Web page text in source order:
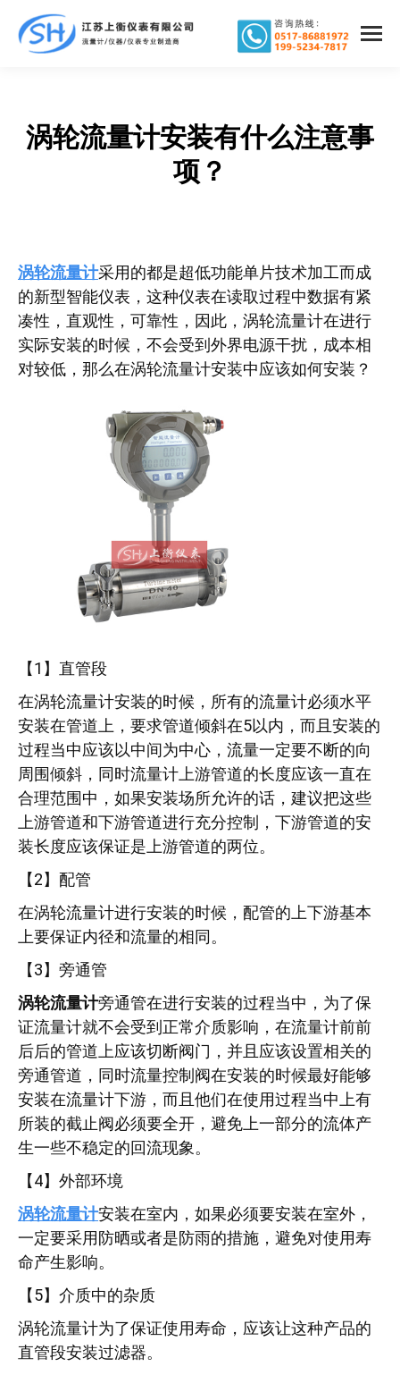
涡轮流量计安装有什么注意事
项？
您在这里：
涡轮流量计采用的都是超低功能单片技术加工而成
的新型智能仪表，这种仪表在读取过程中数据有紧
凑性，直观性，可靠性，因此，涡轮流量计在进行
实际安装的时候，不会受到外界电源干扰，成本相
对较低，那么在涡轮流量计安装中应该如何安装？
【1】直管段
在涡轮流量计安装的时候，所有的流量计必须水平
安装在管道上，要求管道倾斜在5以内，而且安装的
过程当中应该以中间为中心，流量一定要不断的向
周围倾斜，同时流量计上游管道的长度应该一直在
合理范围中，如果安装场所允许的话，建议把这些
上游管道和下游管道进行充分控制，下游管道的安
装长度应该保证是上游管道的两位。
【2】配管
在涡轮流量计进行安装的时候，配管的上下游基本
上要保证内径和流量的相同。
【3】旁通管
涡轮流量计旁通管在进行安装的过程当中，为了保
证流量计就不会受到正常介质影响，在流量计前前
后后的管道上应该切断阀门，并且应该设置相关的
旁通管道，同时流量控制阀在安装的时候最好能够
安装在流量计下游，而且他们在使用过程当中上有
所装的截止阀必须要全开，避免上一部分的流体产
生一些不稳定的回流现象。
【4】外部环境
涡轮流量计安装在室内，如果必须要安装在室外，
一定要采用防晒或者是防雨的措施，避免对使用寿
命产生影响。
【5】介质中的杂质
涡轮流量计为了保证使用寿命，应该让这种产品的
直管段安装过滤器。